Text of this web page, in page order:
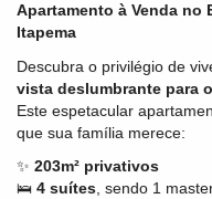
Apartamento à Venda no
Itapema
Descubra o privilégio de
vista deslumbrante para
Este espetacular
que sua família merece:
✨ 203m² privativos
🛌 4 suítes , sendo 1